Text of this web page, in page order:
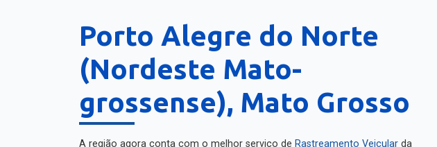
Porto Alegre do Norte
(Nordeste Mato-
grossense), Mato Grosso
A região agora conta com o melhor serviço de Rastreamento Veicular
da